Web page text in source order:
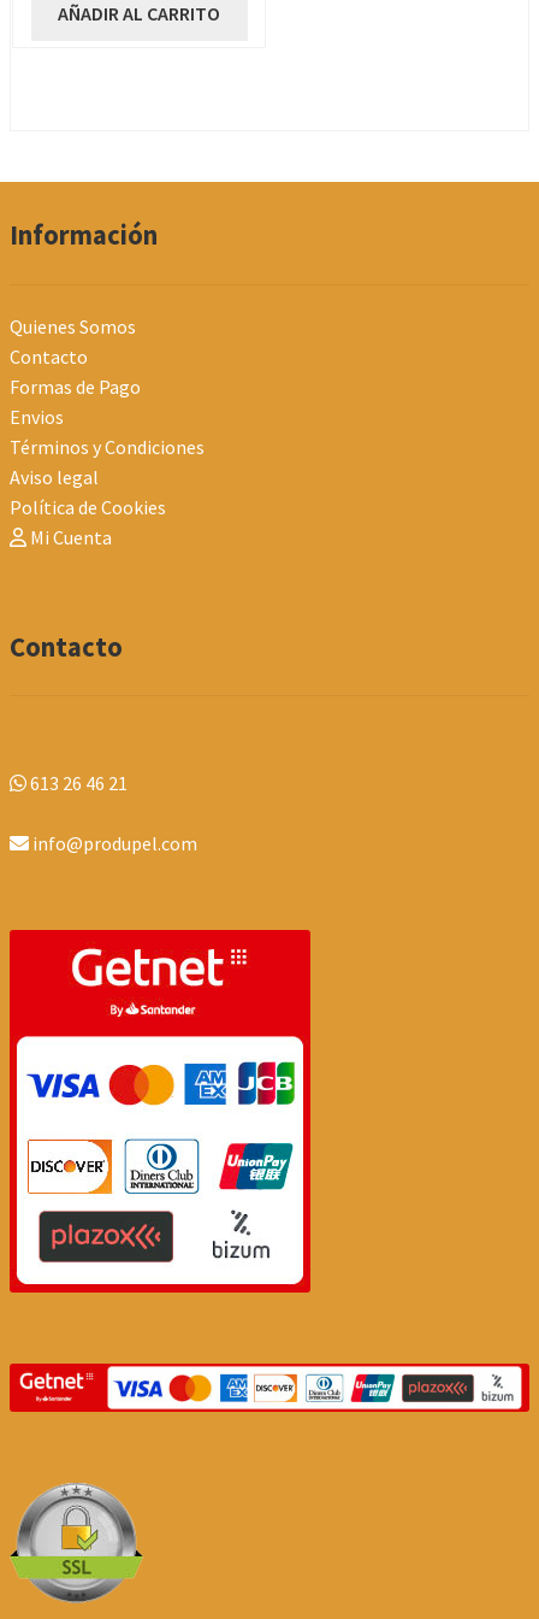
originalactual
AÑADIR AL CARRITO
Información
Quienes Somos
Contacto
Formas de Pago
Envios
Términos y Condiciones
Aviso legal
Política de Cookies
Mi Cuenta
Contacto
613 26 46 21
info@produpel.com